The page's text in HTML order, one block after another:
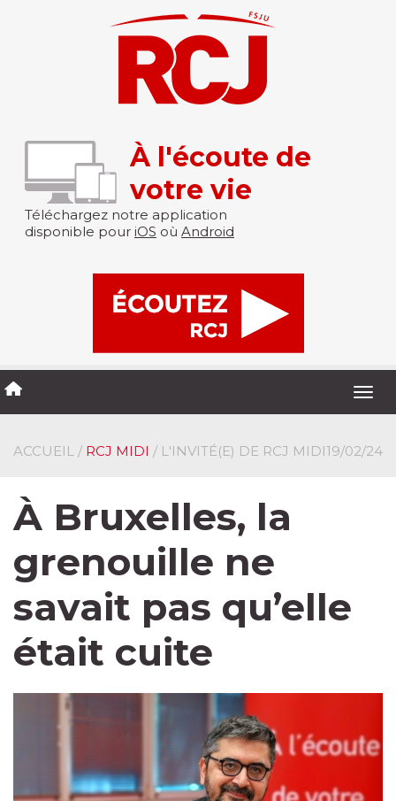
À l'écoute de
votre vie
Téléchargez notre application
disponible pour iOS où Android
ACCUEIL / RCJ MIDI / L'INVITÉ(E) DE RCJ MIDI19/02/24
À Bruxelles, la
grenouille ne
savait pas qu’elle
était cuite